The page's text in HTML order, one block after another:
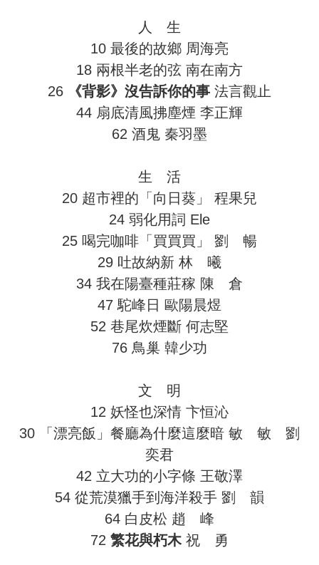
人 生
10 最後的故鄉 周海亮
18 兩根半老的弦 南在南方
26
《背影》沒告訴你的事 法言觀止
44 扇底清風拂塵煙 李正輝
62 酒鬼 秦羽墨
生 活
20 超市裡的「向日葵」 程果兒
24 弱化用詞 Ele
25 喝完咖啡「買買買」 劉 暢
29 吐故納新 林 曦
34 我在陽臺種莊稼 陳 倉
47 駝峰日 歐陽晨煜
52 巷尾炊煙斷 何志堅
76 鳥巢 韓少功
文 明
12 妖怪也深情 卞恒沁
30 「漂亮飯」餐廳為什麼這麼暗 敏 敏 劉
奕君
42 立大功的小字條 王敬澤
54 從荒漠獵手到海洋殺手 劉 韻
64 白皮松 趙 峰
72 繁花與朽木 祝 勇